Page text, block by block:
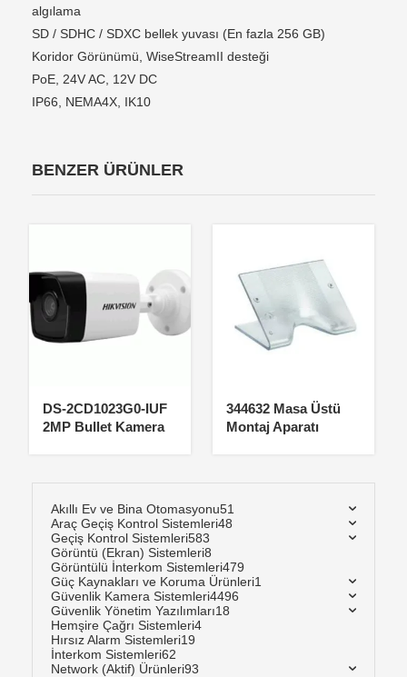
algılama
SD / SDHC / SDXC bellek yuvası (En fazla 256 GB)
Koridor Görünümü, WiseStreamII desteği
PoE, 24V AC, 12V DC
IP66, NEMA4X, IK10
BENZER ÜRÜNLER
DS-2CD1023G0-IUF
2MP Bullet Kamera
344632 Masa Üstü
Montaj Aparatı
Akıllı Ev ve Bina Otomasyonu51
Araç Geçiş Kontrol Sistemleri48
Geçiş Kontrol Sistemleri583
Görüntü (Ekran) Sistemleri8
Görüntülü İnterkom Sistemleri479
Güç Kaynakları ve Koruma Ürünleri1
Güvenlik Kamera Sistemleri4496
Güvenlik Yönetim Yazılımları18
Hemşire Çağrı Sistemleri4
Hırsız Alarm Sistemleri19
İnterkom Sistemleri62
Network (Aktif) Ürünleri93